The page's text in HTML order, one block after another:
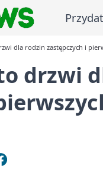
dla rodzin zastępczych i
drzwi